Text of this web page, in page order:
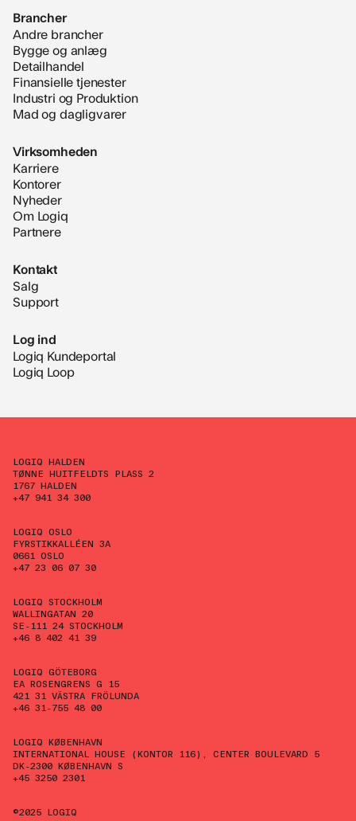
Brancher
Andre brancher
Bygge og anlæg
Detailhandel
Finansielle tjenester
Industri og Produktion
Mad og dagligvarer
Virksomheden
Karriere
Kontorer
Nyheder
Om Logiq
Partnere
Kontakt
Salg
Support
Log ind
Logiq Kundeportal
Logiq Loop
LOGIQ HALDEN
TØNNE HUITFELDTS PLASS 2
1767 HALDEN
+47 941 34 300
LOGIQ OSLO
FYRSTIKKALLÉEN 3A
0661 OSLO
+47 23 06 07 30
LOGIQ STOCKHOLM
WALLINGATAN 20
SE-111 24 STOCKHOLM
+46 8 402 41 39
LOGIQ GÖTEBORG
EA ROSENGRENS G 15
421 31 VÄSTRA FRÖLUNDA
+46 31-755 48 00
LOGIQ KØBENHAVN
INTERNATIONAL HOUSE (KONTOR 116), CENTER BOULEVARD 5
DK-2300 KØBENHAVN S
+45 3250 2301
©2025 LOGIQ